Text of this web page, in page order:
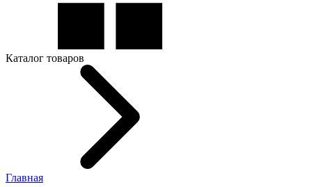
Каталог товаров
Главная